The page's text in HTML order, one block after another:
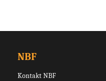
NBF
Kontakt NBF